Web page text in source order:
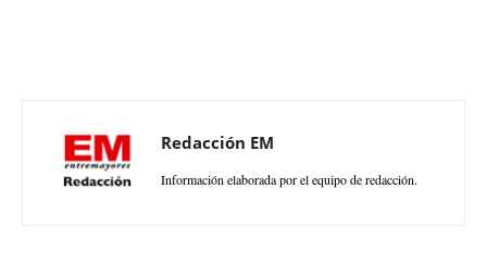
Redacción EM
Información elaborada por el equipo de redacción.